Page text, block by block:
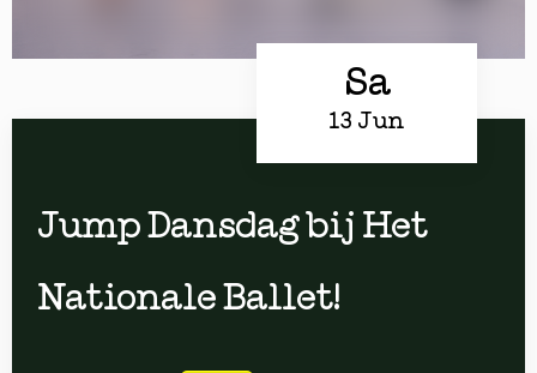
Sa
13 Jun
Jump Dansdag bij Het
Nationale Ballet!